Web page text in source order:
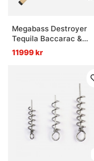
Megabass Destroyer
Tequila Baccarac &
Daiwa Ryoga 26 Combo
11999 kr